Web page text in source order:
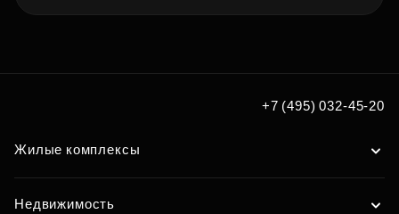
+7 (495) 032-45-20
Жилые комплексы
Недвижимость